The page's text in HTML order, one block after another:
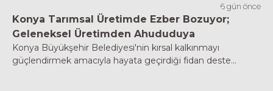
6 gün önce
Konya Tarımsal Üretimde Ezber Bozuyor;
Geleneksel Üretimden Ahududuya
Konya Büyükşehir Belediyesi'nin kırsal kalkınmayı
güçlendirmek amacıyla hayata geçirdiği fidan deste...